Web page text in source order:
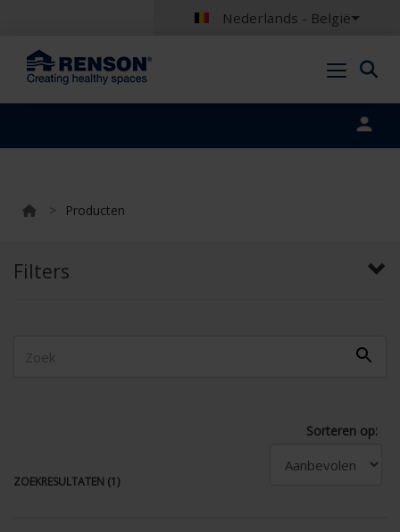
Nederlands - België
> Producten
Filters
ZOEKRESULTATEN (1)
Sorteren op: